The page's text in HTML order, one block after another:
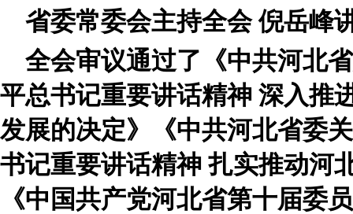
省委常委会主持全会 倪岳峰
全会审议通过了《中共河北
平总书记重要讲话精神 深入推
发展的决定》《中共河北省委
书记重要讲话精神 扎实推动河
《中国共产党河北省第十届委